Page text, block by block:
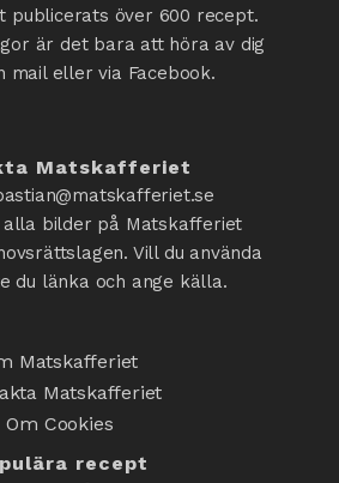
publicerats över 600 recept.
är det bara att höra av dig
mail eller via Facebook.
Matskafferiet
bilder på Matskafferiet
Vill du använda
du länka och ange källa.
Matskafferiet
Matskafferiet
Om Cookies
recept